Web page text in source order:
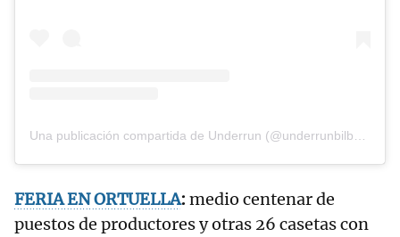
FERIA EN ORTUELLA: medio centenar de
puestos de productores y otras 26 casetas con